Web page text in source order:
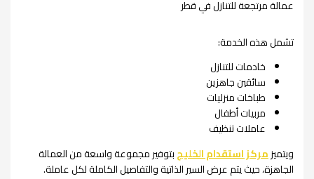
عمالة مرتجعة للتنازل في قطر
تشمل هذه الخدمة:
خادمات للتنازل
سائقين جاهزين
طباخات منزليات
مربيات أطفال
عاملات تنظيف
ويتميزمركز استقدام الخليجبتوفير مجموعة واسعة من العمالة
الجاهزة، حيث يتم عرض السير الذاتية والتفاصيل الكاملة لكل عاملة.